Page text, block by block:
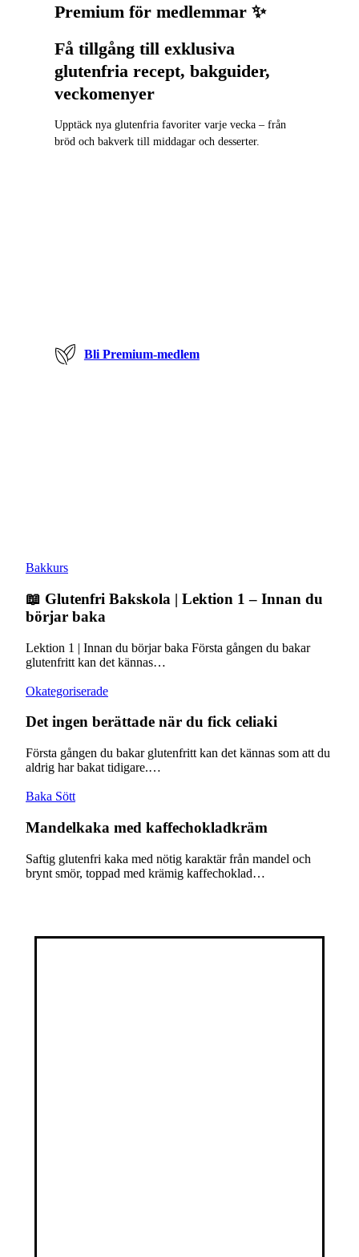
Premium för medlemmar ✨
Få tillgång till exklusiva
glutenfria recept, bakguider,
veckomenyer
Upptäck nya glutenfria favoriter varje vecka – från
bröd och bakverk till middagar och desserter.
Bli Premium-medlem
Bakkurs
📖 Glutenfri Bakskola | Lektion 1 – Innan du
börjar baka
Lektion 1 | Innan du börjar baka Första gången du bakar
glutenfritt kan det kännas…
Okategoriserade
Det ingen berättade när du fick celiaki
Första gången du bakar glutenfritt kan det kännas som att du
aldrig har bakat tidigare.…
Baka Sött
Mandelkaka med kaffechokladkräm
Saftig glutenfri kaka med nötig karaktär från mandel och
brynt smör, toppad med krämig kaffechoklad…